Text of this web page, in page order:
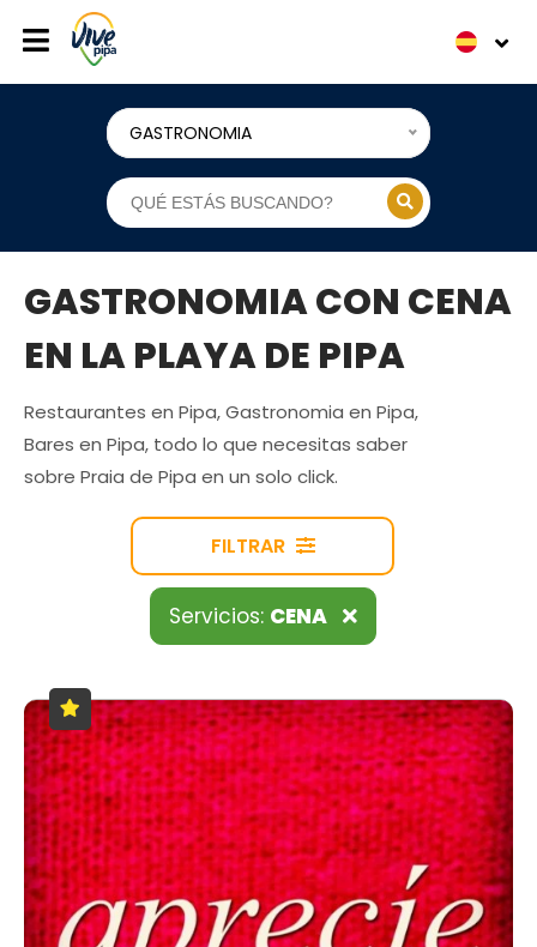
GASTRONOMIA
GASTRONOMIA CON CENA
EN LA PLAYA DE PIPA
Restaurantes en Pipa, Gastronomia en Pipa,
Bares en Pipa, todo lo que necesitas saber
sobre Praia de Pipa en un solo click.
FILTRAR
Servicios: CENA